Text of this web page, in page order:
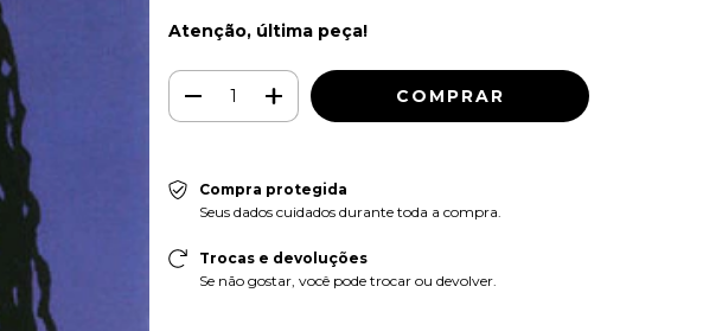
Atenção, última peça!
Compra protegida
Seus dados cuidados durante toda a compra.
Trocas e devoluções
Se não gostar, você pode trocar ou devolver.